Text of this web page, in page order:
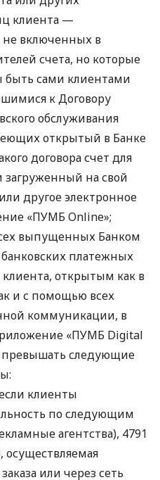
клиента —
не включенных в
счета, но которые
быть сами клиентами
к Договору
обслуживания
открытый в Банке
договора счет для
на свой
другое электронное
«ПУМБ Online»;
выпущенных Банком
платежных
открытым как в
и с помощью всех
коммуникации, в
«ПУМБ Digital
превышать следующие
клиенты
по следующим
агентства), 4791
осуществляемая
или через сеть